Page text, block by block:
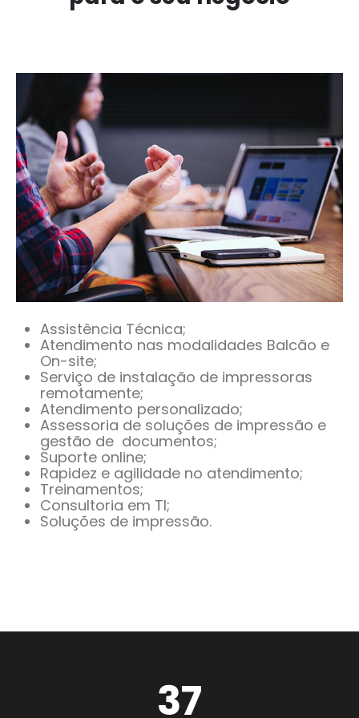
Assistência Técnica;
Atendimento nas modalidades Balcão e
On-site;
Serviço de instalação de impressoras
remotamente;
Atendimento personalizado;
Assessoria de soluções de impressão e
gestão de documentos;
Suporte online;
Rapidez e agilidade no atendimento;
Treinamentos;
Consultoria em TI;
Soluções de impressão.
44